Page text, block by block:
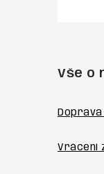
Vše o
Vrácení